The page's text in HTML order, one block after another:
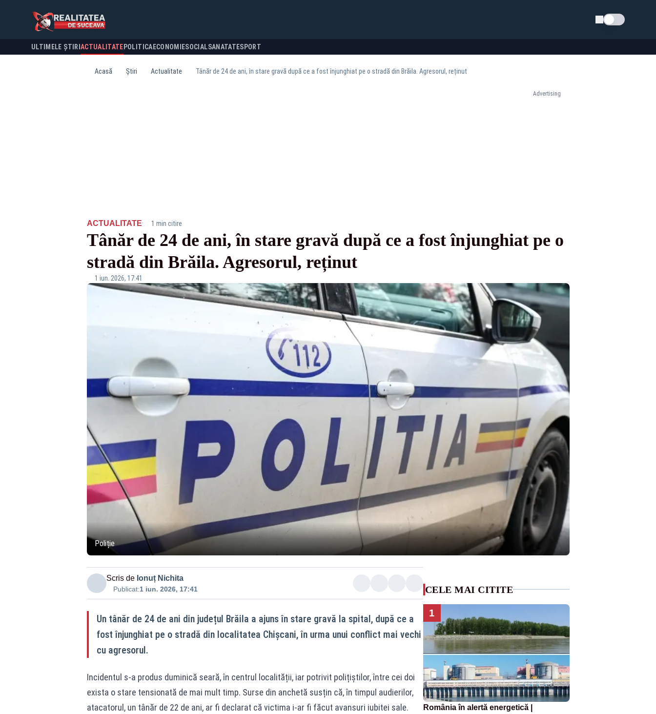
Schimba tema
ULTIMELE ȘTIRI ACTUALITATE POLITICA ECONOMIESOCIALSANATATESPORT
Acasă Știri Actualitate Tânăr de 24 de ani, în stare gravă după ce a fost înjunghiat pe o stradă din Brăila. Agresorul, reținut
Advertising
ACTUALITATE· 1 min citire
Tânăr de 24 de ani, în stare gravă după ce a fost înjunghiat pe o
stradă din Brăila. Agresorul, reținut
1 iun. 2026, 17:41
Poliție
Scris de Ionuț Nichita
Publicat:1 iun. 2026, 17:41
Un tânăr de 24 de ani din județul Brăila a ajuns în stare gravă la spital, după ce a
fost înjunghiat pe o stradă din localitatea Chișcani, în urma unui conflict mai vechi
cu agresorul.
Incidentul s-a produs duminică seară, în centrul localității, iar potrivit polițiștilor, între cei doi
exista o stare tensionată de mai mult timp. Surse din anchetă susțin că, în timpul audierilor,
atacatorul, un tânăr de 22 de ani, ar fi declarat că victima i-ar fi făcut avansuri iubitei sale.
CELE MAI CITITE
1
România în alertă energetică |